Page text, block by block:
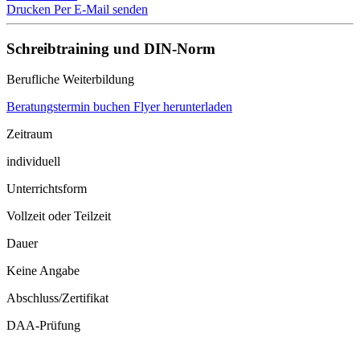
Drucken Per E-Mail senden
Schreibtraining und DIN-Norm
Berufliche Weiterbildung
Beratungstermin buchen Flyer herunterladen
Zeitraum
individuell
Unterrichtsform
Vollzeit oder Teilzeit
Dauer
Keine Angabe
Abschluss/Zertifikat
DAA-Prüfung